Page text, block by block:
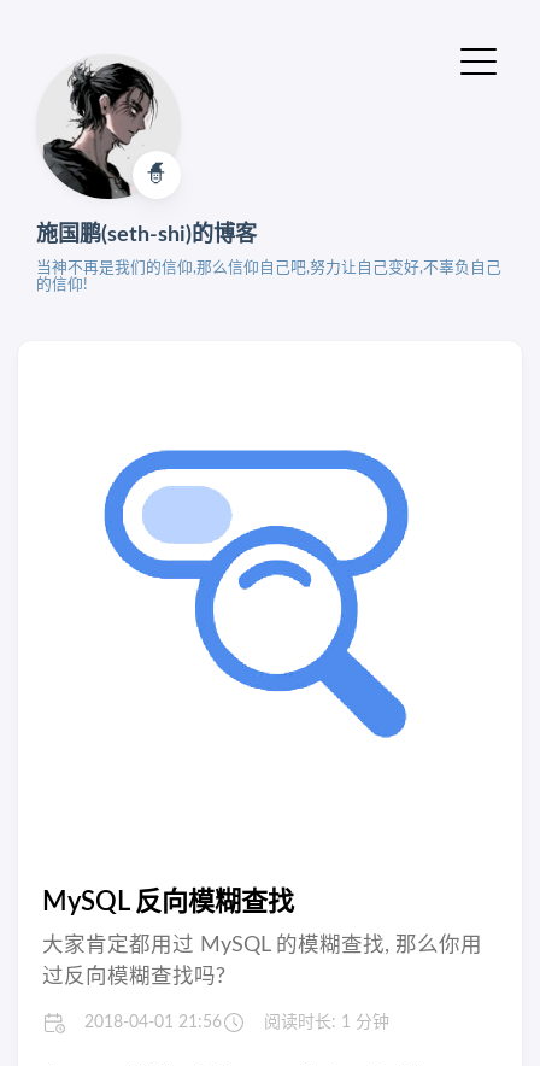
🧙‍
施国鹏(seth-shi)的博客
当神不再是我们的信仰,那么信仰自己吧,努力让自己变好,不辜负自己
的信仰!
MySQL 反向模糊查找
大家肯定都用过 MySQL 的模糊查找, 那么你用
过反向模糊查找吗?
2018-04-01 21:56 阅读时长: 1 分钟